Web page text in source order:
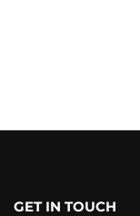
GET IN TOUCH